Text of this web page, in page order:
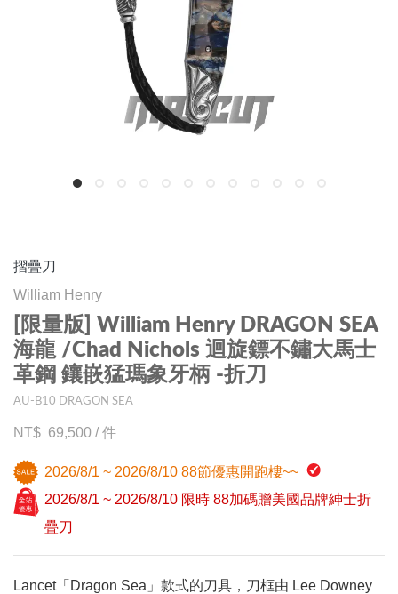
摺疊刀
William Henry
[限量版] William Henry DRAGON SEA
海龍 /Chad Nichols 迴旋鏢不鏽大馬士
革鋼 鑲嵌猛瑪象牙柄 -折刀
AU-B10 DRAGON SEA
69,500 /件
2026/8/1 ~ 2026/8/10 88節優惠開跑樓~~
2026/8/1 ~ 2026/8/10 限時 88加碼贈美國品牌紳士折
疊刀
Lancet「Dragon Sea」款式的刀具，刀框由 Lee Downey